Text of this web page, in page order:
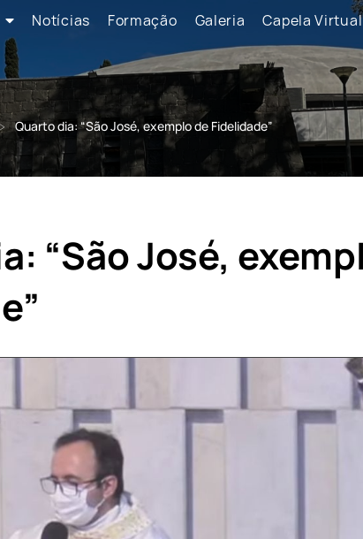
Notícias Formação Galeria Capela Virtual
Quarto dia: “São José, exemplo de Fidelidade”
“São José,